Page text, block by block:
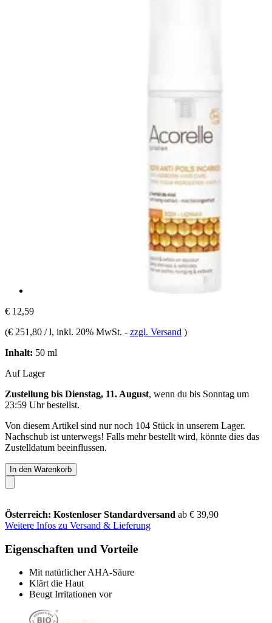
€ 12,59
(€ 251,80 / l, inkl. 20% MwSt. - zzgl. Versand )
Inhalt: 50 ml
Auf Lager
Zustellung bis Dienstag, 11. August, wenn du bis Sonntag um
23:59 Uhrbestellst.
Von diesem Artikel sind nur noch 104 Stück in unserem Lager.
Nachschub ist unterwegs! Falls mehr bestellt wird, könnte dies das
Zustelldatum beeinflussen.
In den Warenkorb
Österreich: Kostenloser Standardversand ab € 39,90
Weitere Infos zu Versand & Lieferung
Eigenschaften und Vorteile
Mit natürlicher AHA-Säure
Klärt die Haut
Beugt Irritationen vor